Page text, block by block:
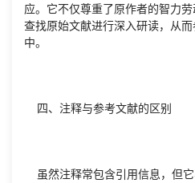
应。它不仅尊重了原作者的智力劳
查找原始文献进行深入研读，从
中。
四、注释与参考文献的区别
虽然注释常包含引用信息，但